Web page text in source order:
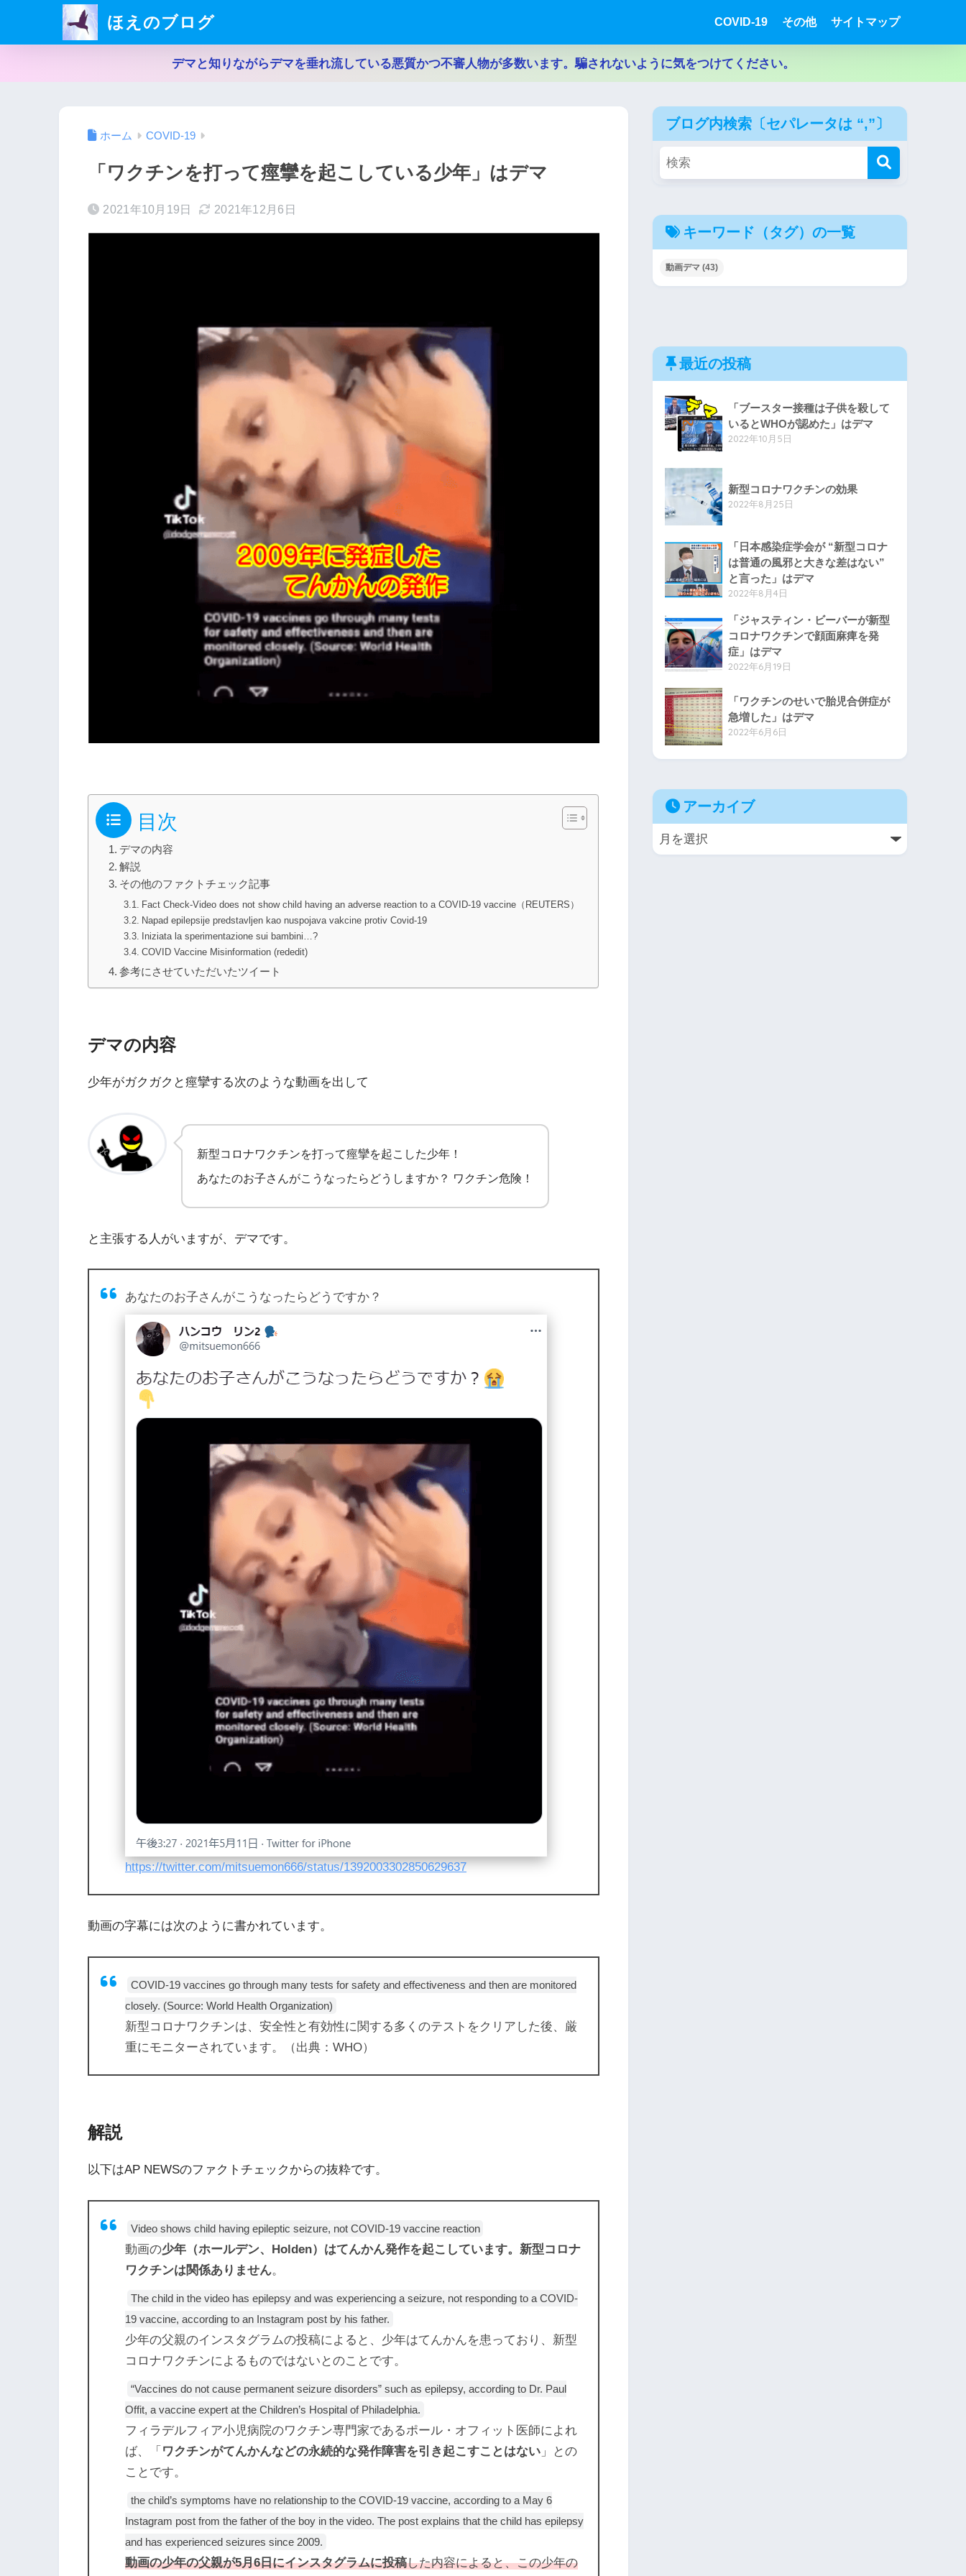
ほえのブログ COVID-19 その他 サイトマップ
デマと知りながらデマを垂れ流している悪質かつ不審人物が多数います。騙されないように気をつけてください。
ホーム COVID-19
「ワクチンを打って痙攣を起こしている少年」はデマ
2021年10月19日 2021年12月6日
目次
デマの内容
解説
その他のファクトチェック記事
Fact Check-Video does not show child having an adverse reaction to a COVID-19 vaccine（REUTERS）
Napad epilepsije predstavljen kao nuspojava vakcine protiv Covid-19
Iniziata la sperimentazione sui bambini…?
COVID Vaccine Misinformation (rededit)
参考にさせていただいたツイート
デマの内容
少年がガクガクと痙攣する次のような動画を出して
新型コロナワクチンを打って痙攣を起こした少年！
あなたのお子さんがこうなったらどうしますか？ ワクチン危険！
と主張する人がいますが、デマです。
あなたのお子さんがこうなったらどうですか？
https://twitter.com/mitsuemon666/status/1392003302850629637
動画の字幕には次のように書かれています。
COVID-19 vaccines go through many tests for safety and effectiveness and then are monitored
closely. (Source: World Health Organization)
新型コロナワクチンは、安全性と有効性に関する多くのテストをクリアした後、厳
重にモニターされています。（出典：WHO）
解説
以下はAP NEWSのファクトチェックからの抜粋です。
Video shows child having epileptic seizure, not COVID-19 vaccine reaction
動画の少年（ホールデン、Holden）はてんかん発作を起こしています。新型コロナ
ワクチンは関係ありません。
The child in the video has epilepsy and was experiencing a seizure, not responding to a COVID-
19 vaccine, according to an Instagram post by his father.
少年の父親のインスタグラムの投稿によると、少年はてんかんを患っており、新型
コロナワクチンによるものではないとのことです。
“Vaccines do not cause permanent seizure disorders” such as epilepsy, according to Dr. Paul
Offit, a vaccine expert at the Children’s Hospital of Philadelphia.
フィラデルフィア小児病院のワクチン専門家であるポール・オフィット医師によれ
ば、「 ワクチンがてんかんなどの永続的な発作障害を引き起こすことはない 」との
ことです。
the child’s symptoms have no relationship to the COVID-19 vaccine, according to a May 6
Instagram post from the father of the boy in the video. The post explains that the child has epilepsy
and has experienced seizures since 2009.
動画の少年の父親が5月6日にインスタグラムに投稿した内容によると、この少年の
ブログ内検索〔セパレータは “,”〕
キーワード（タグ）の一覧
動画デマ (43)
最近の投稿
「ブースター接種は子供を殺して
いるとWHOが認めた」はデマ
2022年10月5日
新型コロナワクチンの効果
2022年8月25日
「日本感染症学会が “新型コロナ
は普通の風邪と大きな差はない”
と言った」はデマ
2022年8月4日
「ジャスティン・ビーバーが新型
コロナワクチンで顔面麻痺を発
症」はデマ
2022年6月19日
「ワクチンのせいで胎児合併症が
急増した」はデマ
2022年6月6日
アーカイブ